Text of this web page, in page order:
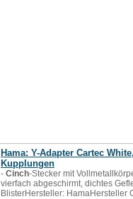
Hama: Y-Adapter Cartec
Kupplungen
- Cinch-Stecker mit
vierfach abgeschirmt, dichtes
BlisterHersteller: HamaHersteller